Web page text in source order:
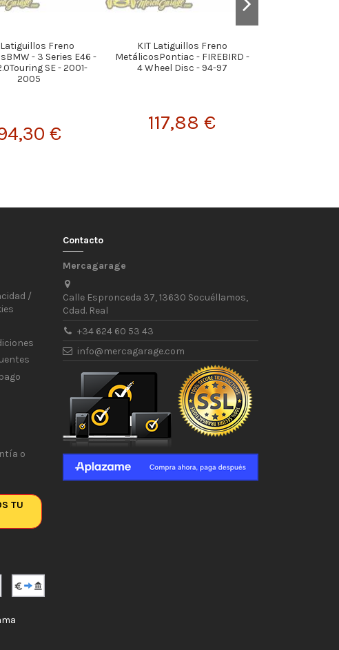
Latiguillos Freno
- 3 Series E46 -
SE - 2001-
2005
€
KIT Latiguillos Freno
MetálicosPontiac - FIREBIRD -
4 Wheel Disc - 94-97
117,88 €
/
o
TU
Contacto
Mercagarage
Calle Espronceda 37, 13630 Socuéllamos,
Cdad. Real
+34 624 60 53 43
info@mercagarage.com